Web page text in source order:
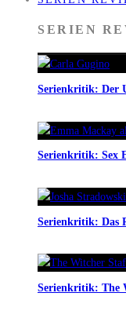
SERIEN
Serienkritik: Der
Serienkritik: Sex
Serienkritik: Das
Serienkritik: The